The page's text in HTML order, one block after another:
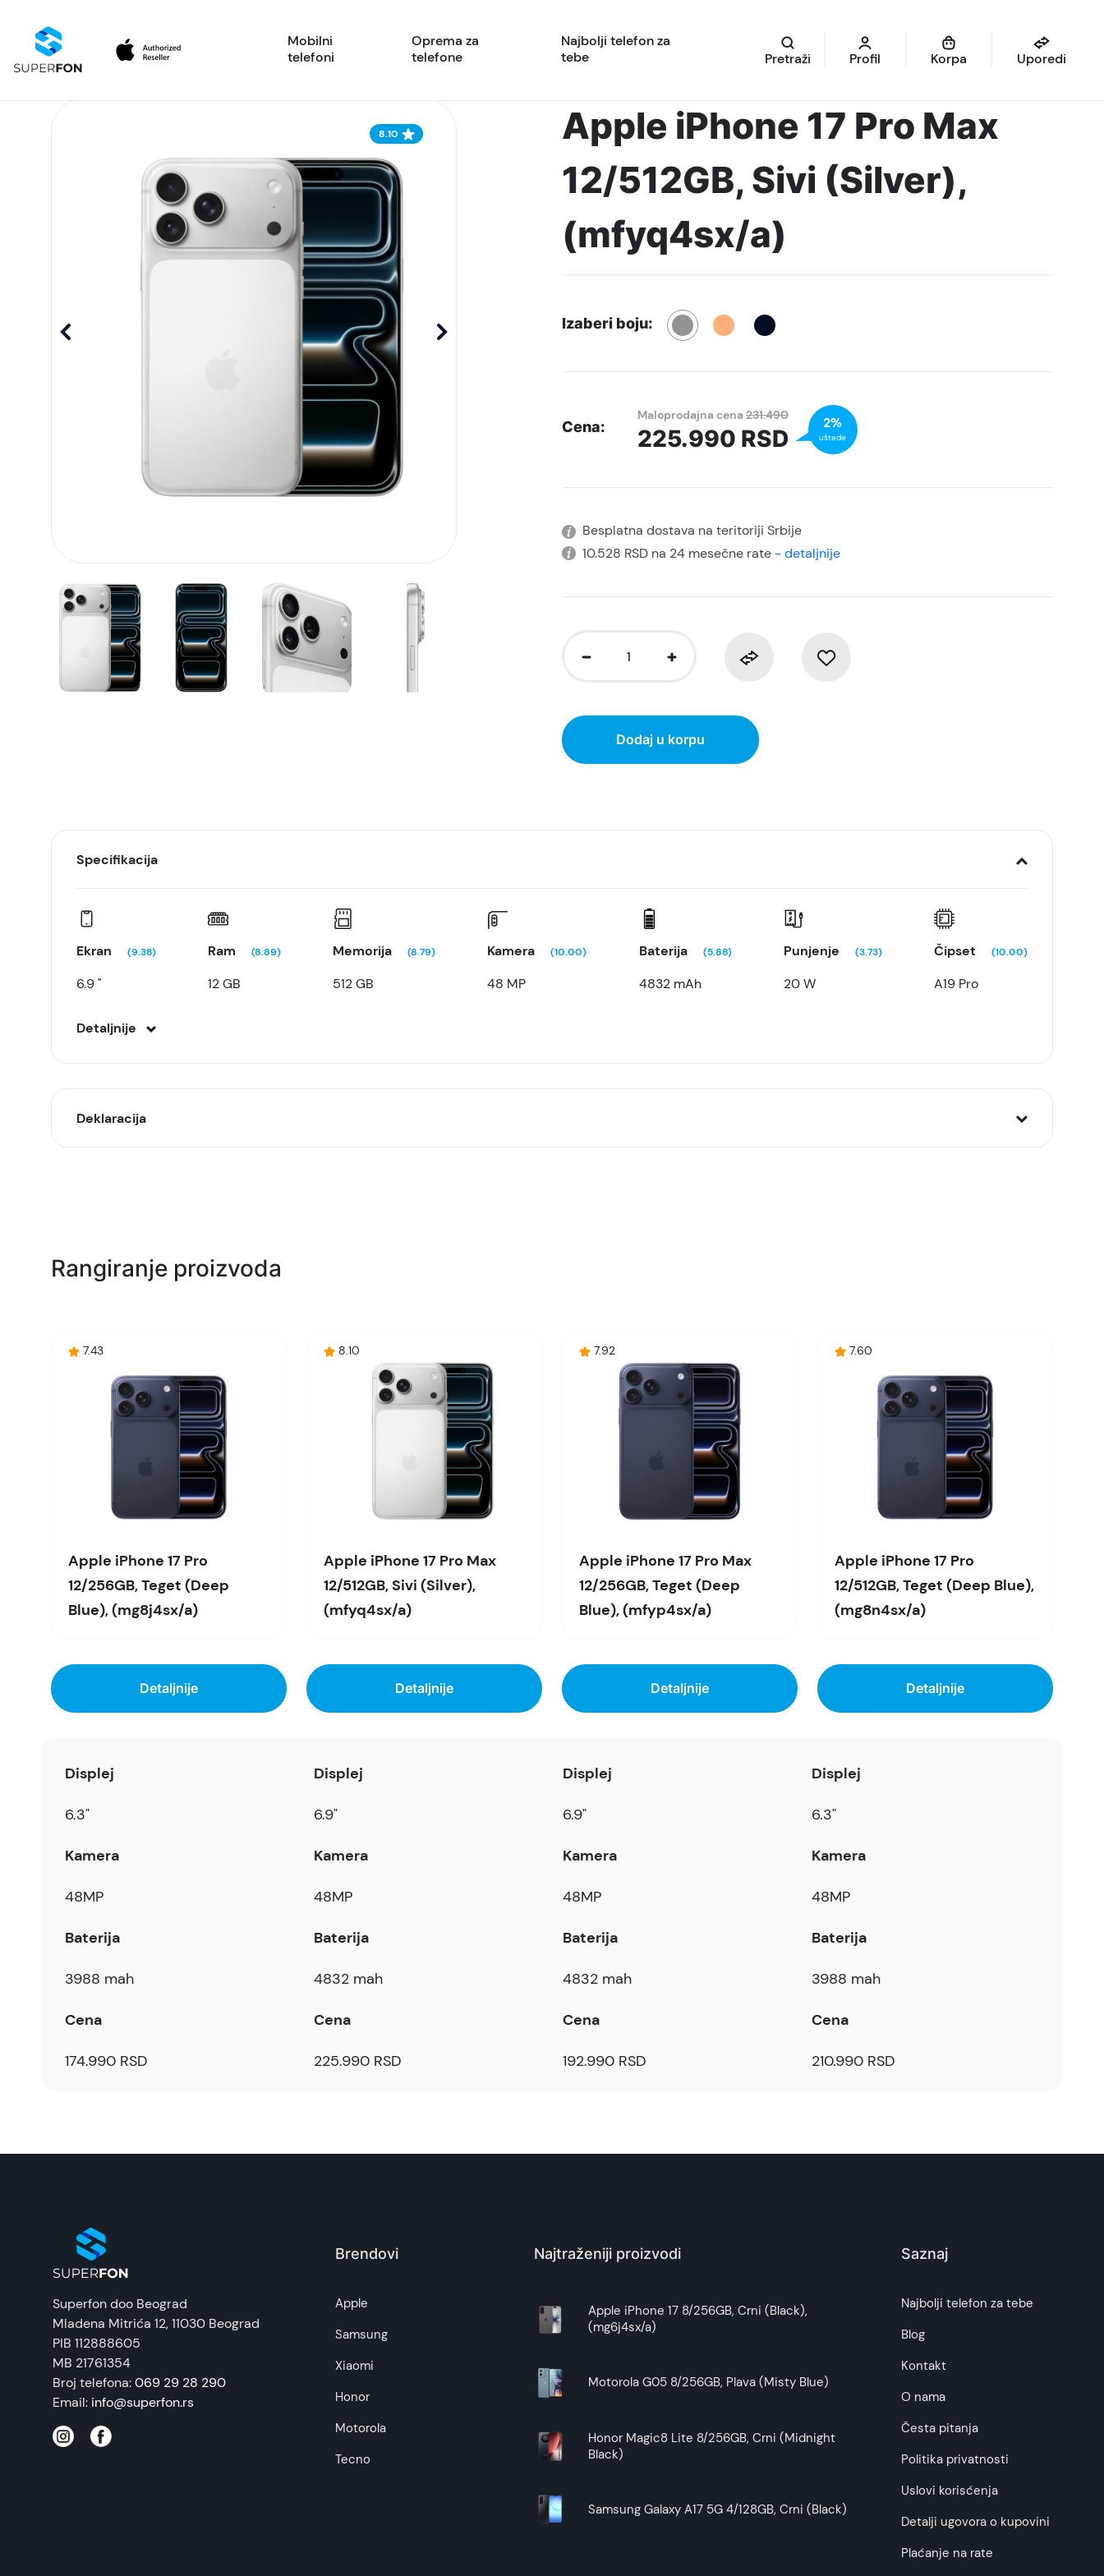
Mobilni
telefoni
Oprema za
telefone
Najbolji telefon za
tebe
Pretraži Profil Korpa Uporedi
8.10
Apple iPhone 17 Pro Max
12/512GB, Sivi (Silver),
(mfyq4sx/a)
Izaberi boju:
Cena:
Maloprodajna cena231.490
225.990 RSD
2%
uštede
Besplatna dostava na teritoriji Srbije
10.528 RSD na 24 mesečne rate- detaljnije
Dodaj u korpu
Specifikacija
Ekran (9.38)
6.9 "
Ram (8.89)
12 GB
Memorija (8.79)
512 GB
Kamera (10.00)
48 MP
Baterija (5.88)
4832 mAh
Punjenje (3.73)
20 W
Čipset (10.00)
A19 Pro
Detaljnije
Deklaracija
Uvoznik:
Prava potrošača:
Zagarantovana sva prava kupaca po osnovu zakona o zaštiti potrošača. Detaljnije o ugovoru na daljinu,
uslove reklamacije i povrata pročitajte -ovde
Superfon doo se trudi da informacije i fotografije artikala budu što tačnije i detaljnije ali ne može da
garantuje da su svi podaci apsolutno ispravni.
Rangiranje proizvoda
7.43
Apple iPhone 17 Pro
12/256GB, Teget (Deep
Blue), (mg8j4sx/a)
8.10
Apple iPhone 17 Pro Max
12/512GB, Sivi (Silver),
(mfyq4sx/a)
7.92
Apple iPhone 17 Pro Max
12/256GB, Teget (Deep
Blue), (mfyp4sx/a)
7.60
Apple iPhone 17 Pro
12/512GB, Teget (Deep Blue),
(mg8n4sx/a)
Detaljnije Detaljnije Detaljnije Detaljnije
Displej
6.3"
Kamera
48MP
Baterija
3988 mah
Cena
174.990 RSD
Displej
6.9"
Kamera
48MP
Baterija
4832 mah
Cena
225.990 RSD
Displej
6.9"
Kamera
48MP
Baterija
4832 mah
Cena
192.990 RSD
Displej
6.3"
Kamera
48MP
Baterija
3988 mah
Cena
210.990 RSD
Superfon doo Beograd
Mladena Mitrića 12, 11030 Beograd
PIB 112888605
MB 21761354
Broj telefona:069 29 28 290
Email: info@superfon.rs
Brendovi
Apple
Samsung
Xiaomi
Honor
Motorola
Tecno
Najtraženiji proizvodi
Apple iPhone 17 8/256GB, Crni (Black),
(mg6j4sx/a)
Motorola G05 8/256GB, Plava (Misty Blue)
Honor Magic8 Lite 8/256GB, Crni (Midnight
Black)
Samsung Galaxy A17 5G 4/128GB, Crni (Black)
Saznaj
Najbolji telefon za tebe
Blog
Kontakt
O nama
Česta pitanja
Politika privatnosti
Uslovi korisćenja
Detalji ugovora o kupovini
Plaćanje na rate